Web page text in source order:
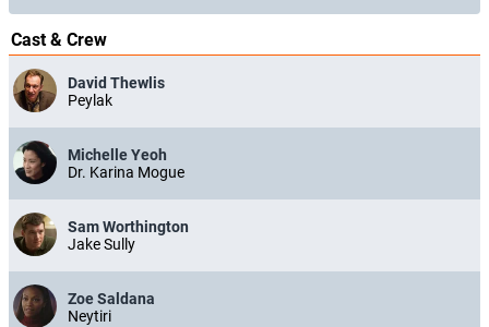
Cast & Crew
David Thewlis
Peylak
Michelle Yeoh
Dr. Karina Mogue
Sam Worthington
Jake Sully
Zoe Saldana
Neytiri